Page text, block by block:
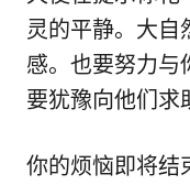
灵的平静。大自
感。也要努力与
要犹豫向他们求
你的烦恼即将结